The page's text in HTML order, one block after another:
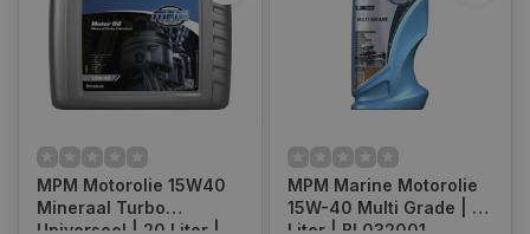
MPM Motorolie 15W40
Mineraal Turbo
Universeel | 20 Liter |
MPM Marine Motorolie
15W-40 Multi Grade | 1
Liter | BL032001